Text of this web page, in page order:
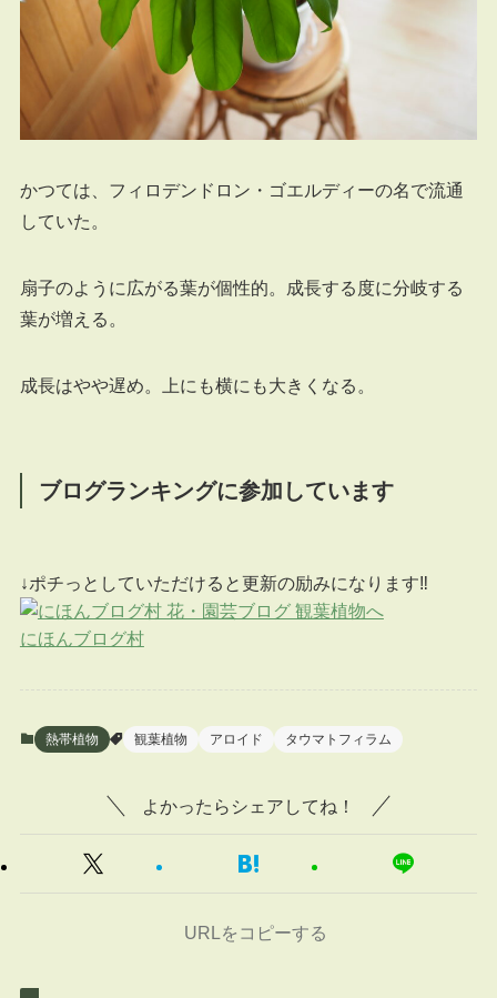
かつては、フィロデンドロン・ゴエルディーの名で流通
していた。
扇子のように広がる葉が個性的。成長する度に分岐する
葉が増える。
成長はやや遅め。上にも横にも大きくなる。
ブログランキングに参加しています
↓ポチっとしていただけると更新の励みになります‼
にほんブログ村
熱帯植物 観葉植物 アロイド タウマトフィラム
よかったらシェアしてね！
URLをコピーする